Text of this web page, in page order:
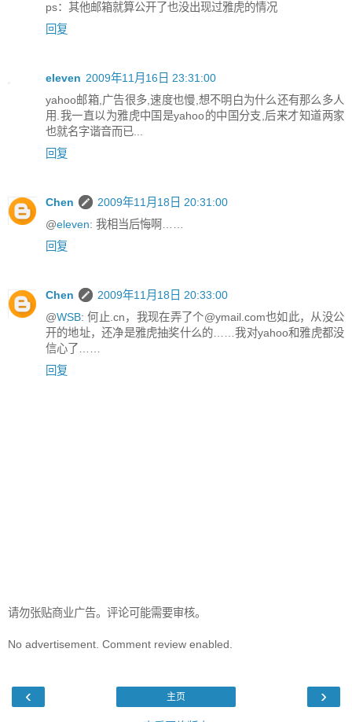
ps：其他邮箱就算公开了也没出现过雅虎的情况
回复
eleven 2009年11月16日 23:31:00
yahoo邮箱,广告很多,速度也慢,想不明白为什么还有那么多人
用.我一直以为雅虎中国是yahoo的中国分支,后来才知道两家
也就名字谐音而已...
回复
Chen
2009年11月18日 20:31:00
@eleven: 我相当后悔啊……
回复
Chen
2009年11月18日 20:33:00
@WSB: 何止.cn，我现在弄了个@ymail.com也如此，从没公
开的地址，还净是雅虎抽奖什么的……我对yahoo和雅虎都没
信心了……
回复
请勿张贴商业广告。评论可能需要审核。
No advertisement. Comment review enabled.
‹ ›
主页